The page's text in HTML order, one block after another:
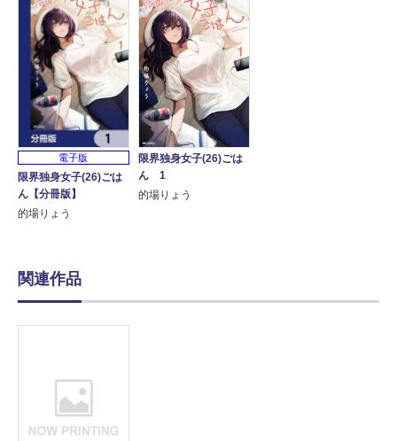
電子版
限界独身女子(26)ごは
ん【分冊版】
的場りょう
限界独身女子(26)ごは
ん 1
的場りょう
関連作品